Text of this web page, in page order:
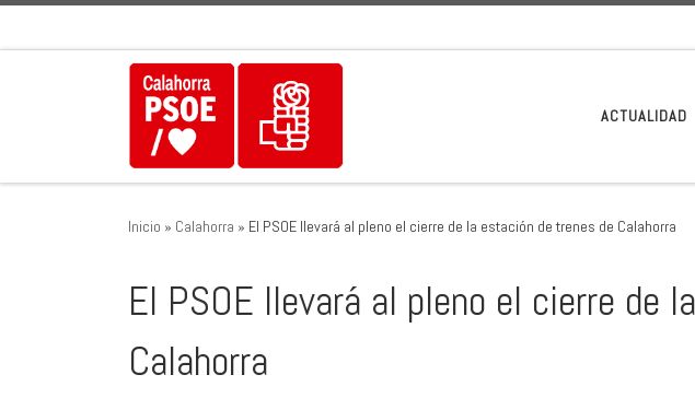
ACTUALIDAD
Inicio » Calahorra » El PSOE llevará al pleno el cierre de la estación de trenes de Calahorra
El PSOE llevará al pleno el cierre de
Calahorra